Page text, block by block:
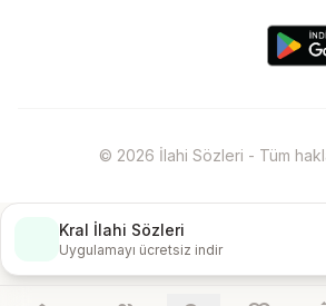
© 2026 İlahi Sözleri - Tüm
Kral İlahi Sözleri
Uygulamayı ücretsiz indir